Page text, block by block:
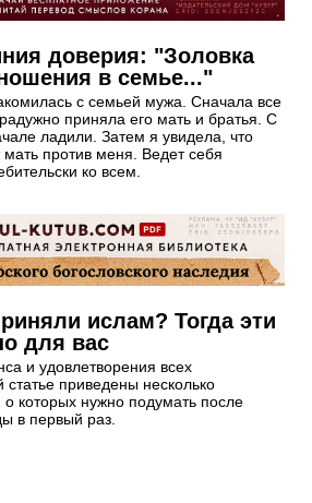
доверия: "Золовка
в семье..."
с семьей мужа. Сначала все
приняла его мать и братья. С
ладили. Затем я увидела, что
мать против меня. Ведет себя
ко всем.
ислам? Тогда эти
для вас
и удовлетворения всех
статье приведены несколько
о которых нужно подумать после
в первый раз.